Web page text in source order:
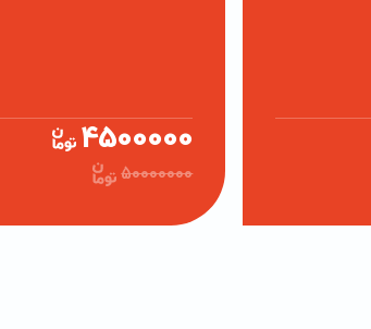
4500000
50000000